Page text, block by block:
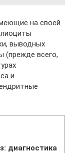
на своей
выводных
(прежде всего,
и
диагностика